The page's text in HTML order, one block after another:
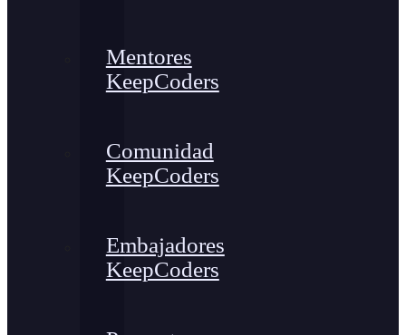
Mentores
KeepCoders
Comunidad
KeepCoders
Embajadores
KeepCoders